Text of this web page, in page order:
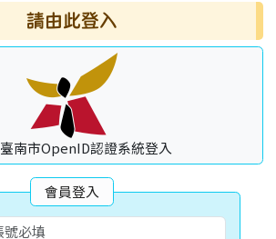
請由此登入
南市OpenID認證系統登入
會員登入